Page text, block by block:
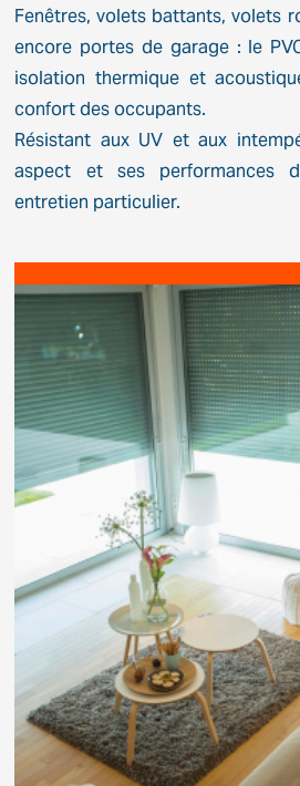
Fenêtres, volets battants, volets
encore portes de garage : le
isolation thermique et
confort des occupants.
Résistant aux UV et aux
aspect et ses performances
entretien particulier.